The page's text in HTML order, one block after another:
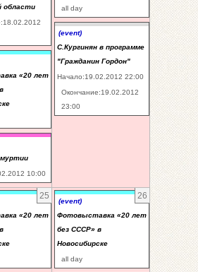
области
«20 лет
10:00
all day
(event)
С.Кургинян в программе
"Гражданин Гордон"
Начало:19.02.2012 22:00
Окончание:19.02.2012
23:00
25
«20 лет
26
(event)
Фотовыставка «20 лет
без СССР» в
Новосибирске
all day